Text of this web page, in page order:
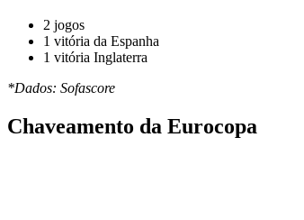
2 jogos
1 vitória da Espanha
1 vitória Inglaterra
*Dados: Sofascore
Chaveamento da Eurocopa